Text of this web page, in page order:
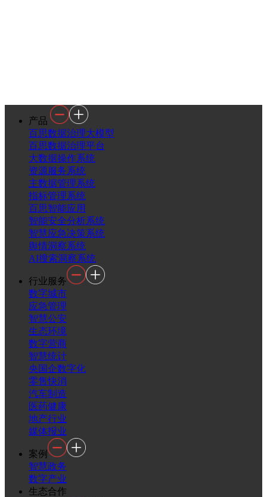
产品
百思数据治理大模型
百思数据治理平台
大数据操作系统
资源服务系统
主数据管理系统
指标管理系统
百思智能应用
智能安全分析系统
智慧应急决策系统
舆情洞察系统
AI搜索洞察系统
行业服务
数字城市
应急管理
智慧公安
生态环境
数字营商
智慧统计
央国企数字化
零售快消
汽车制造
医药健康
地产行业
媒体报业
案例
智慧政务
数字产业
生态合作